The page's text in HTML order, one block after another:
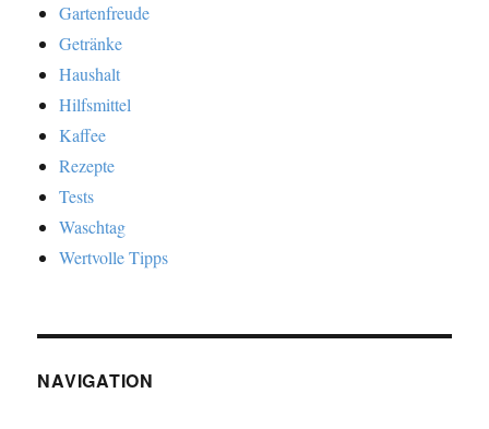
Gartenfreude
Getränke
Haushalt
Hilfsmittel
Kaffee
Rezepte
Tests
Waschtag
Wertvolle Tipps
NAVIGATION